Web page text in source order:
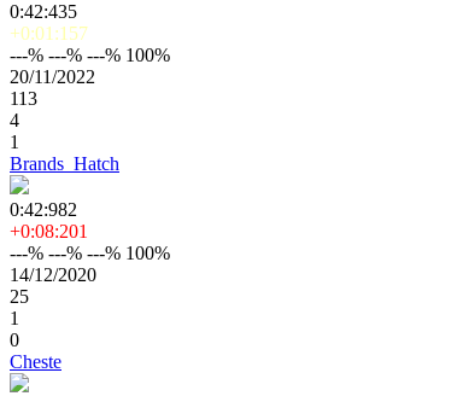
0:42:435
+0:01:157
---% ---% ---% 100%
20/11/2022
113
4
1
Brands_Hatch
0:42:982
+0:08:201
---% ---% ---% 100%
14/12/2020
25
1
0
Cheste